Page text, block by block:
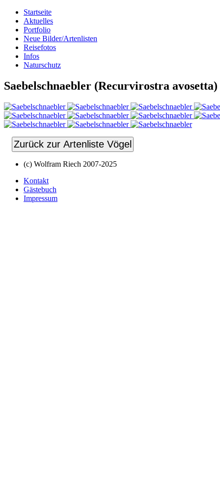
Startseite
Aktuelles
Portfolio
Neue Bilder/Artenlisten
Reisefotos
Infos
Naturschutz
Saebelschnaebler (Recurvirostra avosetta)
Zurück zur Artenliste Vögel
(c) Wolfram Riech 2007-2025
Kontakt
Gästebuch
Impressum